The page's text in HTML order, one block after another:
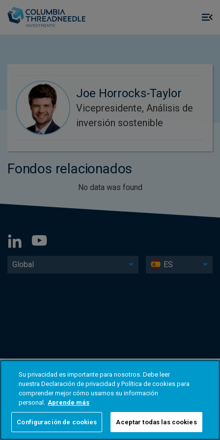
Joe Horrocks-Taylor
Vicepresidente, Análisis de
inversión sostenible
Fondos relacionados
No data was found
Global ES
Su privacidad es importante para nosotros. Debe leer
nuestra Declaración de privacidad y Política de cookies para
comprender mejor cómo usamos su información
personal. Aprende más
Configuración de cookies Aceptar todas las cookies